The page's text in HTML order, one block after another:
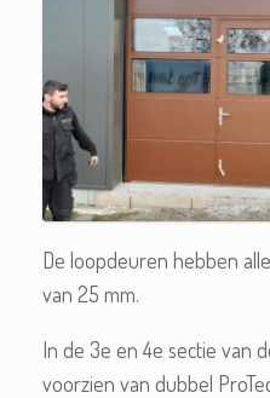
De loopdeuren hebben
van 25 mm.
In de 3e en 4e sectie van
voorzien van dubbel